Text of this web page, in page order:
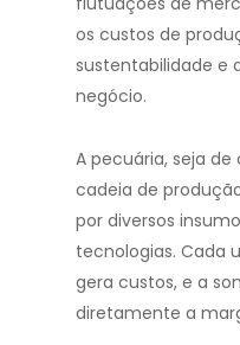
os custos de
sustentabilidade e
negócio.
A pecuária, seja
cadeia de
por diversos
tecnologias. Cada
gera custos, e a
diretamente a